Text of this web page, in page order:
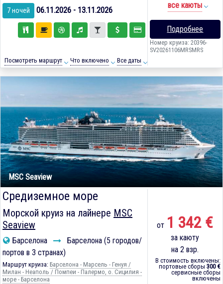
7 ночей 06.11.2026 - 13.11.2026
Посмотреть маршрут Что включено Все даты
все каюты
Подробнее
Номер круиза: 20396-
SV20261106MRSMRS
MSC Seaview
Средиземное море
Морской круиз на лайнере MSC
Seaview
Барселона
Барселона (5 городов/
портов в 3 странах)
Маршрут круиза: Барселона - Марсель - Генуя /
Милан - Неаполь / Помпеи - Палермо, о. Сицилия -
море - Барселона
от 1 342 €
за каюту
на 2 взр.
В стоимость включены:
портовые сборы 300 €
сервисные сборы
включены